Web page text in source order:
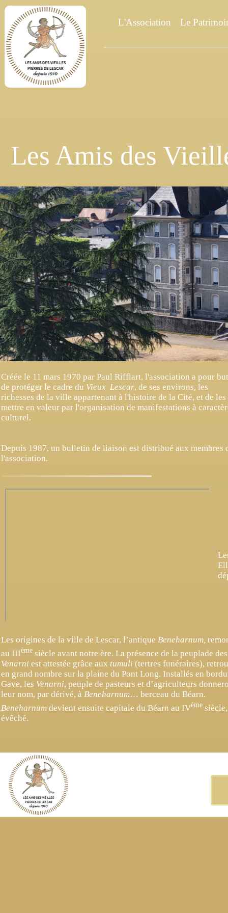
L'Association Le
Les Amis des
Créée le 11 mars 1970 par Paul Rifflart, l'association a pour but
de protéger le cadre du Vieux Lescar, de ses environs, les
richesses de la ville appartenant à l'histoire de la Cité, et de les
mettre en valeur par l'organisation de manifestations à
culturel.
Depuis 1987, un bulletin de liaison est distribué aux membres
l'association.
Les origines de la ville de Lescar, l’antique Beneharnum,
au IIIème siècle avant notre ère. La présence de la peuplade des
Venarni est attestée grâce aux tumuli (tertres funéraires),
en grand nombre sur la plaine du Pont Long. Installés en
Gave, les Venarni, peuple de pasteurs et d’agriculteurs
leur nom, par dérivé, à Beneharnum… berceau du Béarn.
Beneharnum devient ensuite capitale du Béarn au IVème
évêché.